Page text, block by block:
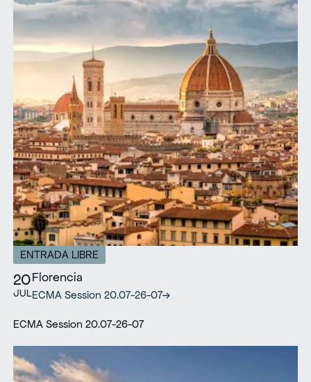
ENTRADA LIBRE
20
JUL
Florencia
ECMA Session 20.07-26-07
ECMA Session 20.07-26-07